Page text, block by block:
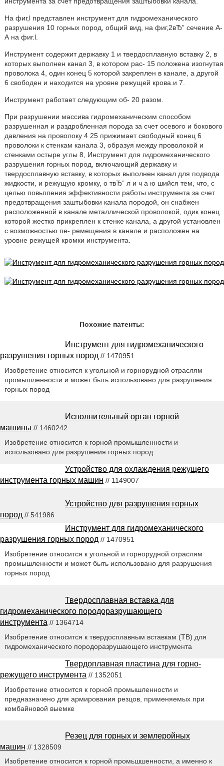
На фиг,l представлен инструмент для гидромеханического
разрушения 10 горных пород, общий вид, на фиг,2вЂ” сечение А-
А на фиг.l.
Инструмент содержит державку 1 и твердосплавную вставку 2, в
которых выполнен канал 3, в котором рас- 15 положена изогнутая
проволока 4, один конец 5 которой закреплен в канале, а другой
6 свободен и находится на уровне режущей крова.и 7.
Инструмент работает следующим об- 20 разом.
При разрушении массива гидромеханическим способом
разрушенная и раздробленная порода за счет осевого и бокового
давления на проволоку 4 25 прижимает свободный конец 6
проволоки к стенкам канала 3, образуя между проволокой и
стенками остыре углы 8, Инструмент для гидромеханического
разрушения горных пород, включающий державку и
твердосплавную вставку, в которых выполнен канал для подвода
жидкости, и режущую кромку, о твЂ” л и ч а ю шийся тем, что, с
целью повьппения эффективности работы инструмента за счет
предотвращения заштыбовки канала породой, он снабжен
расположенной в канале металлической проволокой, одик конец
которой жестко прикреплен к стенке канала, а другой установлен
с возможностью пе- ремещения в канале и расположен на
уровне режущей кромки инструмента.
Похожие патенты:
Инструмент для гидромеханического
разрушения горных пород // 1470951
Изобретение относится к угольной и горнорудной отраслям
промышленности и может быть использовано для разрушения
горных пород
Исполнительный орган горной
машины // 1460242
Изобретение относится к горной промышленности и
использовано для разрушения горных пород
Устройство для охлаждения режущего
инструмента горных машин // 1149007
Устройство для разрушения горных
пород // 541986
Инструмент для гидромеханического
разрушения горных пород // 1470951
Изобретение относится к угольной и горнорудной отраслям
промышленности и может быть использовано для разрушения
горных пород
Твердосплавная вставка для
гидромеханического породоразрушающего
инструмента // 1364714
Изобретение относится к твердосплавным вставкам (ТВ) для
гидромеханического породоразрушающего инструмента
Твердоплавная пластина для горно-
режущего инструмента // 1352051
Изобретение относится к горной промышленности и
предназначено для армирования резцов, применяемых при
комбайновой выемке
Резец для горных и землеройных
машин // 1328509
Изобретение относится к горной промьшшенности, а именно к